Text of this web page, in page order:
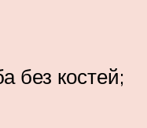
без костей;